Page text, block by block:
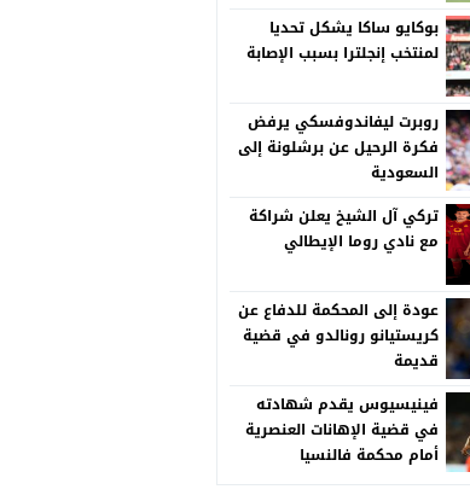
بوكايو ساكا يشكل تحديا
لمنتخب إنجلترا بسبب الإصابة
روبرت ليفاندوفسكي يرفض
فكرة الرحيل عن برشلونة إلى
السعودية
تركي آل الشيخ يعلن شراكة
مع نادي روما الإيطالي
عودة إلى المحكمة للدفاع عن
كريستيانو رونالدو في قضية
قديمة
فينيسيوس يقدم شهادته
في قضية الإهانات العنصرية
أمام محكمة فالنسيا